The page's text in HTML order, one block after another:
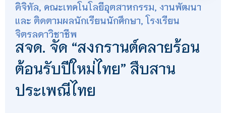
ดิจิทัล, คณะเทคโนโลยีอุตสาหกรรม, งานพัฒนา
และ ติดตามผลนักเรียนนักศึกษา,โรงเรียน
จิตรลดาวิชาชีพ
สจด. จัด “สงกรานต์คลายร้อน
ต้อนรับปีใหม่ไทย” สืบสาน
ประเพณีไทย